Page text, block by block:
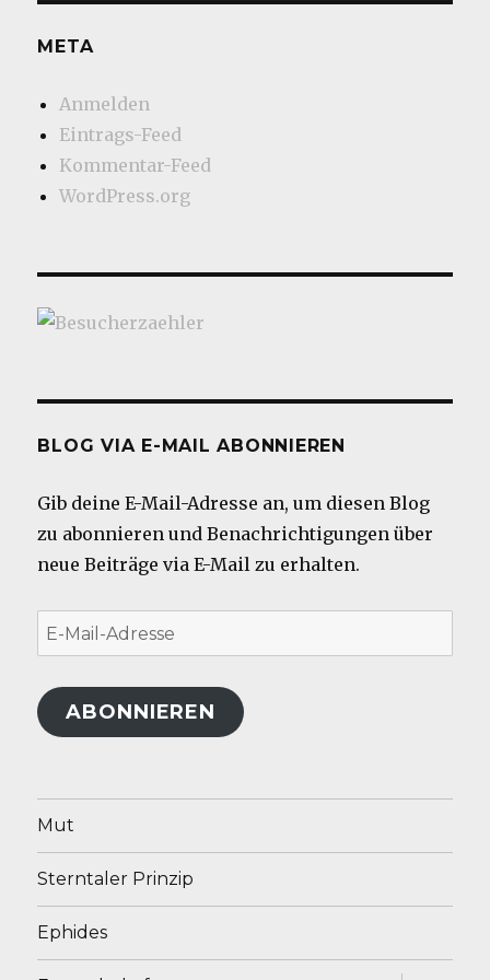
META
Anmelden
Eintrags-Feed
Kommentar-Feed
WordPress.org
BLOG VIA E-MAIL ABONNIEREN
Gib deine E-Mail-Adresse an, um diesen Blog
zu abonnieren und Benachrichtigungen über
neue Beiträge via E-Mail zu erhalten.
E-
Mail-
Adresse
ABONNIEREN
Mut
Sterntaler Prinzip
Ephides